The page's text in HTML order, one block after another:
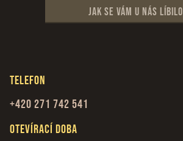
Jak se vám u nás líbilo
Telefon
+420 271 742 541
Otevírací doba